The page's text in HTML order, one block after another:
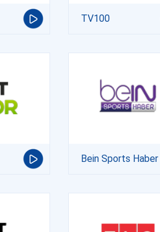
TV100
Bein Sports Haber